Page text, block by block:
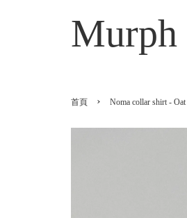
Murph
首頁 › Noma collar shirt - Oat